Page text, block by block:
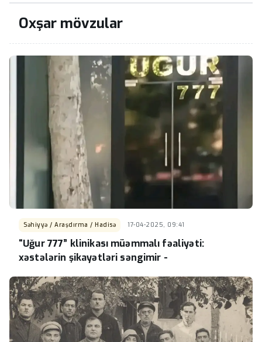
Oxşar mövzular
Səhiyyə / Araşdırma / Hadisə 17-04-2025, 09:41
“Uğur 777” klinikası müəmmalı fəaliyəti:
xəstələrin şikayətləri səngimir -